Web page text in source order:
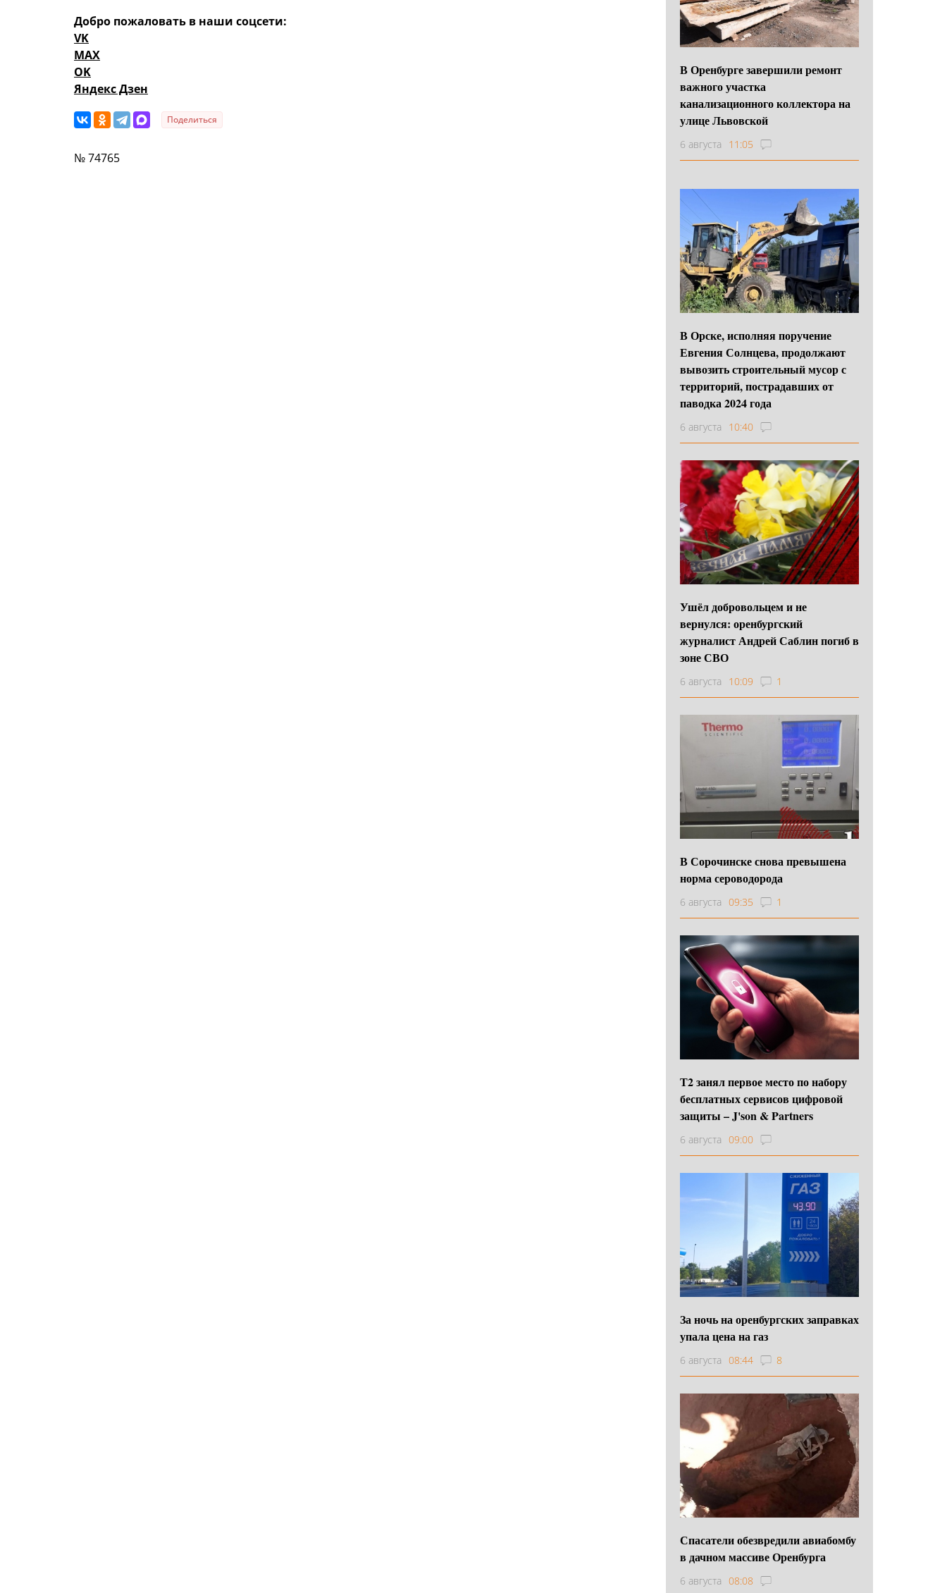
Добро пожаловать в наши соцсети:
VK
MAX
OK
Яндекс Дзен
Поделиться
№ 74765
В Оренбурге завершили ремонт
важного участка
канализационного коллектора на
улице Львовской
6 августа 11:05
В Орске, исполняя поручение
Евгения Солнцева, продолжают
вывозить строительный мусор с
территорий, пострадавших от
паводка 2024 года
6 августа 10:40
Ушёл добровольцем и не
вернулся: оренбургский
журналист Андрей Саблин погиб в
зоне СВО
6 августа 10:09 1
В Сорочинске снова превышена
норма сероводорода
6 августа 09:35 1
Т2 занял первое место по набору
бесплатных сервисов цифровой
защиты – J'son & Partners
6 августа 09:00
За ночь на оренбургских заправках
упала цена на газ
6 августа 08:44 8
Спасатели обезвредили авиабомбу
в дачном массиве Оренбурга
6 августа 08:08